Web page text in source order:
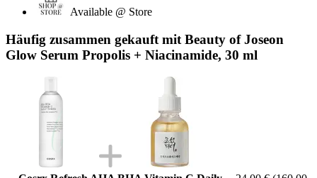
Available @ Store
Häufig zusammen gekauft mit Beauty of Joseon
Glow Serum Propolis + Niacinamide, 30 ml